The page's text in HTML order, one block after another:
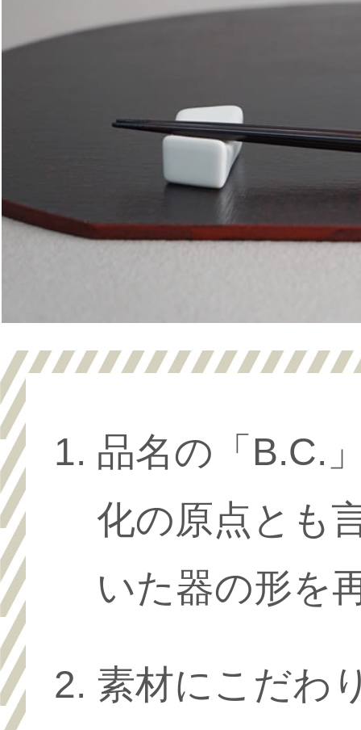
品名の「B.C.
化の原点とも
いた器の形を
素材にこだわ